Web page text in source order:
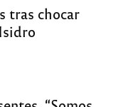
tras chocar